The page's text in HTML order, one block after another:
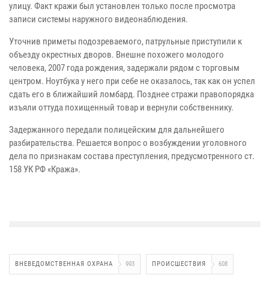
улицу. Факт кражи был установлен только после просмотра
записи системы наружного видеонаблюдения.
Уточнив приметы подозреваемого, патрульные приступили к
объезду окрестных дворов. Внешне похожего молодого
человека, 2007 года рождения, задержали рядом с торговым
центром. Ноутбука у него при себе не оказалось, так как он успел
сдать его в ближайший ломбард. Позднее стражи правопорядка
изъяли оттуда похищенный товар и вернули собственнику.
Задержанного передали полицейским для дальнейшего
разбирательства. Решается вопрос о возбуждении уголовного
дела по признакам состава преступления, предусмотренного ст.
158 УК РФ «Кража».
ВНЕВЕДОМСТВЕННАЯ ОХРАНА 993 ПРОИСШЕСТВИЯ 608